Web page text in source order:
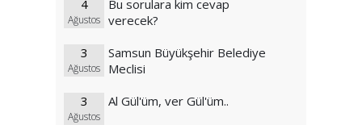
4
Ağustos
Bu sorulara kim cevap
verecek?
3
Ağustos
Samsun Büyükşehir Belediye
Meclisi
3
Ağustos
Al Gül'üm, ver Gül'üm..